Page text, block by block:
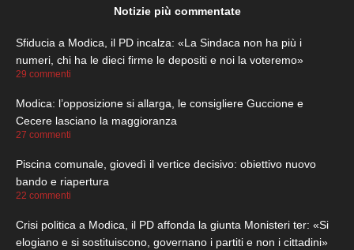
Notizie più commentate
Sfiducia a Modica, il PD incalza: «La Sindaca non ha più i
numeri, chi ha le dieci firme le depositi e noi la voteremo»
29 commenti
Modica: l’opposizione si allarga, le consigliere Guccione e
Cecere lasciano la maggioranza
27 commenti
Piscina comunale, giovedì il vertice decisivo: obiettivo nuovo
bando e riapertura
22 commenti
Crisi politica a Modica, il PD affonda la giunta Monisteri ter: «Si
elogiano e si sostituiscono, governano i partiti e non i cittadini»